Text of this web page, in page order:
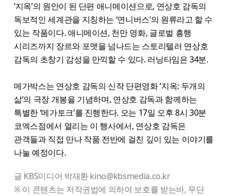
‘지옥’의 원안이 된 단편 애니메이션으로, 연상호 감독의
독보적인 세계관을 지칭하는 ‘연니버스’의 원류라고 할 수
있는 작품이다. 애니메이션, 천만 영화, 글로벌 흥행
시리즈까지 장르와 포맷을 넘나드는 스토리텔러 연상호
감독의 초창기 감성을 만끽할 수 있다. 러닝타임은 34분.
메가박스는 연상호 감독의 신작 단편영화 ‘지옥: 두개의
삶’의 극장 개봉을 기념하며, 연상호 감독과 함께하는
특별한 ‘메가토크’를 진행한다. 오는 17일 오후 8시 30분
코엑스점에서 열리는 이 행사에서, 연상호 감독은
관객들과 직접 만나 작품 전반에 걸친 깊이 있는 이야기를
나눌 예정이다.
글 KBS미디어 박재환 kino@kbsmedia.co.kr
※ 이 콘텐츠는 저작권법에 의하여 보호를 받는바, 무단